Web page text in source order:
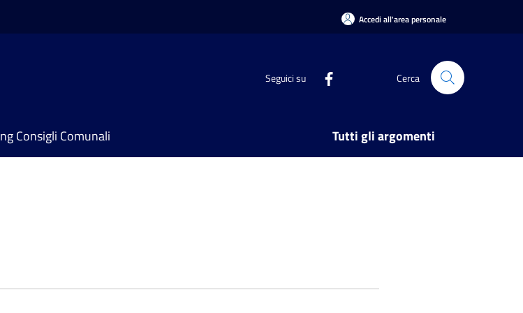
Accedi all'area personale
Seguici su Cerca
Consigli Comunali Tutti gli argomenti